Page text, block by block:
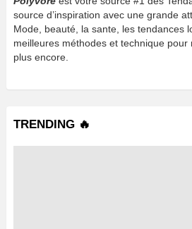
source d’inspiration avec une grande
Mode, beauté, la sante, les tendances
meilleures méthodes et technique pour
plus encore.
TRENDING 🔥